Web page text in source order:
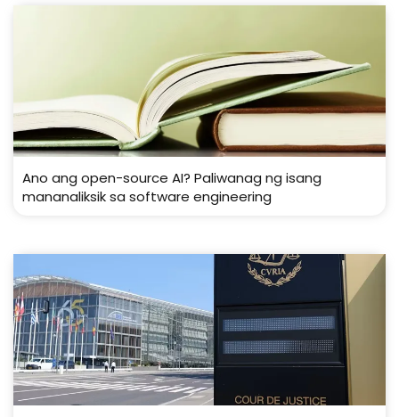
Ano ang open-source AI? Paliwanag ng isang
mananaliksik sa software engineering